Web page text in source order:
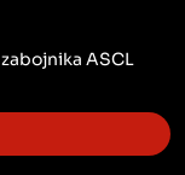
ASCL